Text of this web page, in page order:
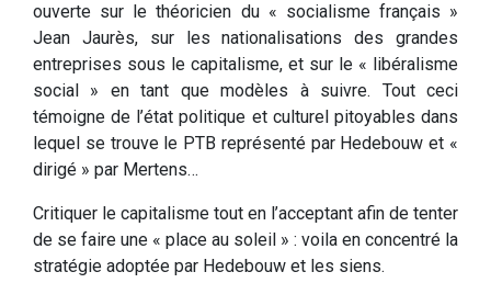
ouverte sur le théoricien du « socialisme français »
Jean Jaurès, sur les nationalisations des grandes
entreprises sous le capitalisme, et sur le « libéralisme
social » en tant que modèles à suivre. Tout ceci
témoigne de l’état politique et culturel pitoyables dans
lequel se trouve le PTB représenté par Hedebouw et «
dirigé » par Mertens…
Critiquer le capitalisme tout en l’acceptant afin de tenter
de se faire une « place au soleil » : voila en concentré la
stratégie adoptée par Hedebouw et les siens.